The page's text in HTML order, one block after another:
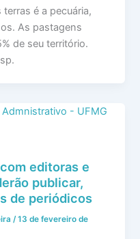
é a pecuária,
As pastagens
de seu território.
editoras e
publicar,
de periódicos
/13 de fevereiro de